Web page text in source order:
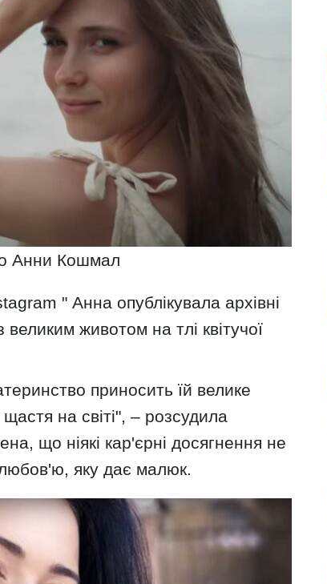
Анни Кошмал
" Анна опублікувала архівні
животом на тлі квітучої
приносить їй велике
на світі", – розсудила
що ніякі кар'єрні досягнення не
яку дає малюк.